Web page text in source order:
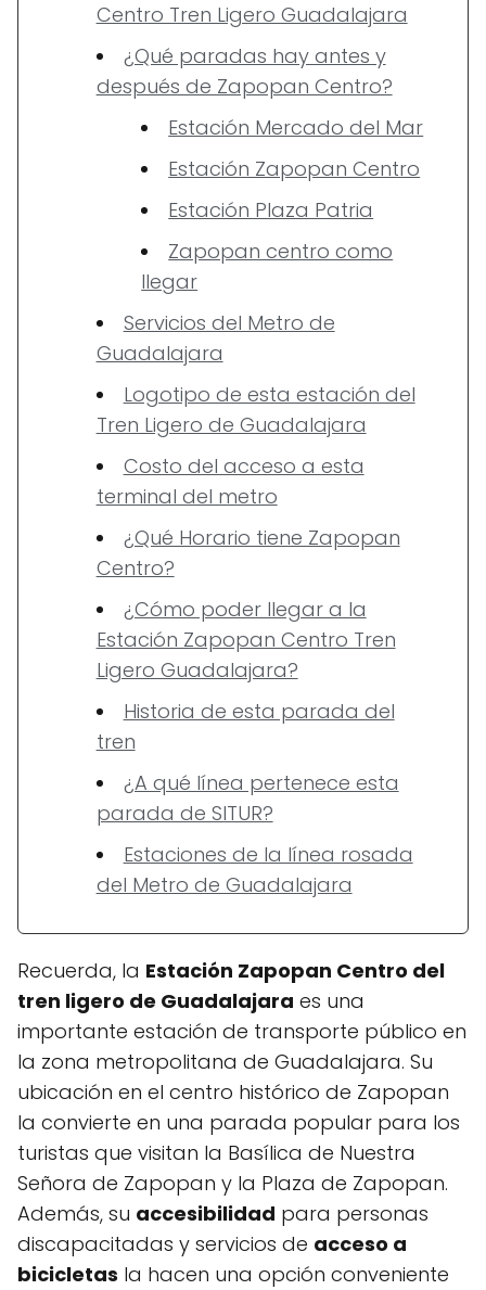
Centro Tren Ligero Guadalajara
¿Qué paradas hay antes y
después de Zapopan Centro?
Estación Mercado del Mar
Estación Zapopan Centro
Estación Plaza Patria
Zapopan centro como
llegar
Servicios del Metro de
Guadalajara
Logotipo de esta estación del
Tren Ligero de Guadalajara
Costo del acceso a esta
terminal del metro
¿Qué Horario tiene Zapopan
Centro?
¿Cómo poder llegar a la
Estación Zapopan Centro Tren
Ligero Guadalajara?
Historia de esta parada del
tren
¿A qué línea pertenece esta
parada de SITUR?
Estaciones de la línea rosada
del Metro de Guadalajara
Recuerda, la Estación Zapopan Centro del
tren ligero de Guadalajara es una
importante estación de transporte público en
la zona metropolitana de Guadalajara. Su
ubicación en el centro histórico de Zapopan
la convierte en una parada popular para los
turistas que visitan la Basílica de Nuestra
Señora de Zapopan y la Plaza de Zapopan.
Además, su accesibilidad para personas
discapacitadas y servicios de acceso a
bicicletas la hacen una opción conveniente